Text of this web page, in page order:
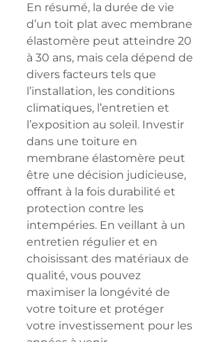
En résumé, la durée de vie
d’un toit plat avec membrane
élastomère peut atteindre 20
à 30 ans, mais cela dépend de
divers facteurs tels que
l’installation, les conditions
climatiques, l’entretien et
l’exposition au soleil. Investir
dans une toiture en
membrane élastomère peut
être une décision judicieuse,
offrant à la fois durabilité et
protection contre les
intempéries. En veillant à un
entretien régulier et en
choisissant des matériaux de
qualité, vous pouvez
maximiser la longévité de
votre toiture et protéger
votre investissement pour les